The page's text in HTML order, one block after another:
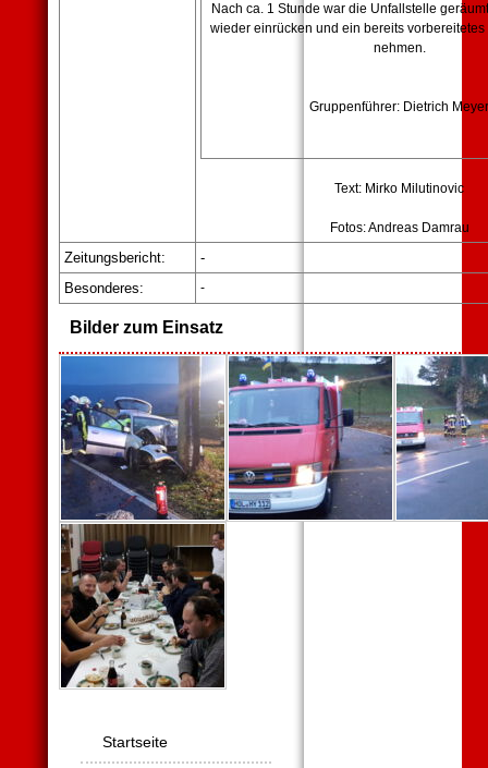
Nach ca. 1 Stunde war die Unfallstelle
wieder einrücken und ein bereits vorbereitetes
nehmen.
Gruppenführer: Dietrich Meyer
Text: Mirko Milutinovic
Fotos: Andreas Damrau
Zeitungsbericht:
-
Besonderes: -
Bilder zum Einsatz
Navigation
überspringen
Startseite